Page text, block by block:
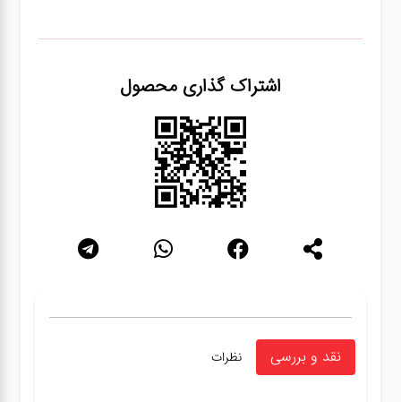
اشتراک گذاری محصول
نقد و بررسی نظرات